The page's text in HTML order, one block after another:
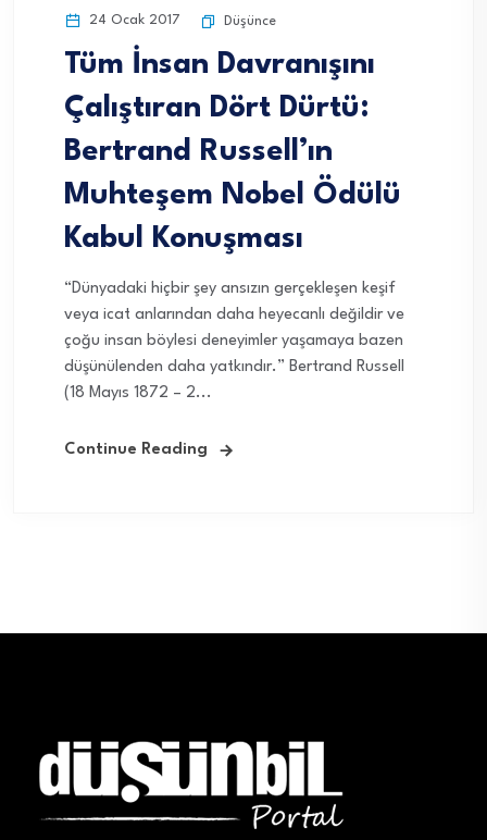
24 Ocak 2017 Düşünce
Tüm İnsan Davranışını
Çalıştıran Dört Dürtü:
Bertrand Russell’ın
Muhteşem Nobel Ödülü
Kabul Konuşması
“Dünyadaki hiçbir şey ansızın gerçekleşen keşif
veya icat anlarından daha heyecanlı değildir ve
çoğu insan böylesi deneyimler yaşamaya bazen
düşünülenden daha yatkındır.” Bertrand Russell
(18 Mayıs 1872 – 2...
Continue Reading